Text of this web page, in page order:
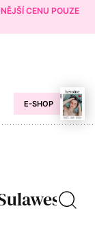
CENU POUZE
E-SHOP